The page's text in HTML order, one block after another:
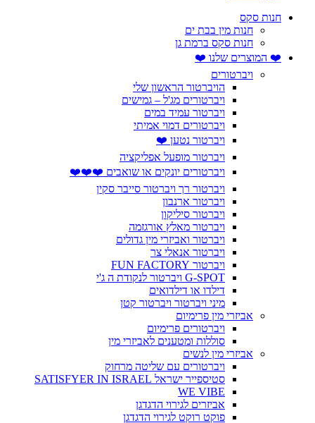
חנות סקס
חנות מין בבת ים
חנות סקס ברמת גן
❤️ המוצרים שלנו ❤️
ויברטורים
הויברטור הראשון שלי
ויברטורים מג'ל – גמישים
ויברטור עמיד במים
ויברטורים דמוי אמיתי
ויברטור נטען ❤️
ויברטור מופעל אפליקציה
ויברטורים יונקים או שואבים ❤️❤️❤️
ויברטור רך ויברטור סייבר סקין
ויברטור ארנבון
ויברטור סיליקון
ויברטור מאלץ אורגזמה
ויברטור ואביזרי מין גדולים
ויברטור אנאלי צר
ויברטור FUN FACTORY
G-SPOT ויברטור לנקודת ה ג'י
דילדו או דילדואים
מיני ויברטור ויברטור קטן
אביזרי מין פרימיום
ויברטורים פרימיום
סוללות ומטענים לאביזרי מין
אביזרי מין לנשים
ויברטורים עם שליטה מרחוק
סטיספייר ישראל SATISFYER IN ISRAEL
WE VIBE
אביזרים לגירוי הדגדגן
פוקט רוקט לגירוי הדגדגן